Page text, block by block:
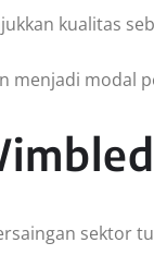
kualitas
menjadi modal
sektor